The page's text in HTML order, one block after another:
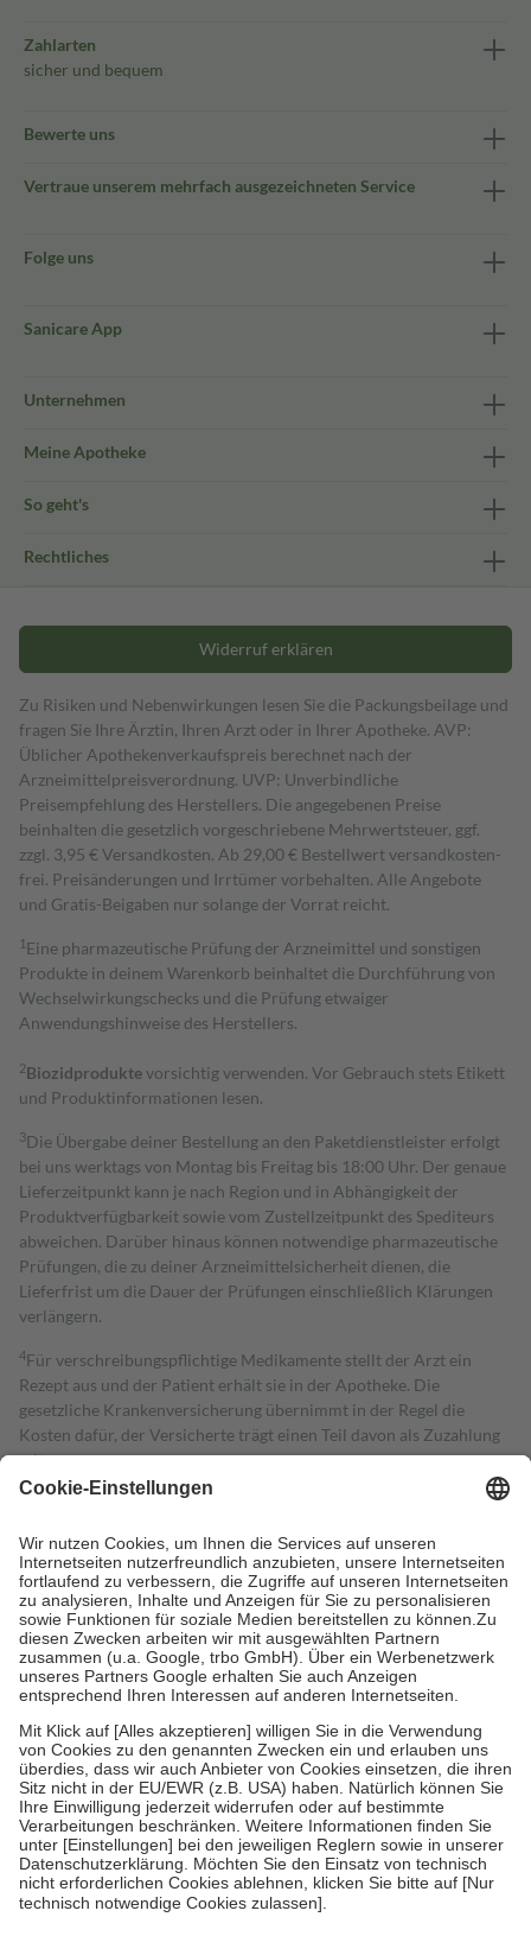
Zahlarten
sicher und bequem
Bewerte uns
Vertraue unserem mehrfach ausgezeichneten Service
Folge uns
Sanicare App
Unternehmen
Meine Apotheke
So geht's
Rechtliches
Widerruf erklären
Zu Risiken und Nebenwirkungen lesen Sie die Packungsbeilage und
fragen Sie Ihre Ärztin, Ihren Arzt oder in Ihrer Apotheke. AVP:
Üblicher Apothekenverkaufspreis berechnet nach der
Arzneimittelpreisverordnung. UVP: Unverbindliche
Preisempfehlung des Herstellers. Die angegebenen Preise
beinhalten die gesetzlich vorgeschriebene Mehrwertsteuer, ggf.
zzgl. 3,95 € Versandkosten. Ab 29,00 € Bestell­wert versand­kosten­
frei. Preisänderungen und Irrtümer vorbehalten. Alle Angebote
und Gratis-Beigaben nur solange der Vorrat reicht.
1 Eine pharmazeutische Prüfung der Arzneimittel und sonstigen
Produkte in deinem Warenkorb beinhaltet die Durchführung von
Wechselwirkungschecks und die Prüfung etwaiger
Anwendungshinweise des Herstellers.
2Biozidproduktevorsichtig verwenden. Vor Gebrauch stets Etikett
und Produktinformationen lesen.
3Die Übergabe deiner Bestellung an den Paketdienstleister erfolgt
bei uns werktags von Montag bis Freitag bis 18:00 Uhr. Der genaue
Lieferzeitpunkt kann je nach Region und in Abhängigkeit der
Produktverfügbarkeit sowie vom Zustellzeitpunkt des Spediteurs
abweichen. Darüber hinaus können notwendige pharmazeutische
Prüfungen, die zu deiner Arzneimittelsicherheit dienen, die
Lieferfrist um die Dauer der Prüfungen einschließlich Klärungen
verlängern.
4Für verschreibungspflichtige Medikamente stellt der Arzt ein
Rezept aus und der Patient erhält sie in der Apotheke. Die
gesetzliche Krankenversicherung übernimmt in der Regel die
Kosten dafür, der Versicherte trägt einen Teil davon als Zuzahlung
mit.
Grundsätzlich leisten Mitglieder Zuzahlungen in Höhe von zehn
höchstens zehn Euro.
Es sind jedoch nie mehr als die tatsächlichen
Kosten der Leistung zu entrichten.
Diese Regeln gelten grundsätzlich auch für Online-Apotheken.
Bei Heilmitteln und häuslicher Krankenpflege beträgt die
Zuzahlung zehn Prozent der Kosten sowie zehn Euro je
Verordnung.
Um das Engagement der Versicherten für ihre eigene Gesundheit zu
stärken und die besondere Stellung der Familie zu unterstützen,
fallenkeine Zuzahlungenan bei:
• Kindern und Jugendlichen bis zum vollendeten 18. Lebensjahr
mit Ausnahme der Fahrkosten
• Untersuchungen zur Vorsorge und Früherkennung, die von der
GKV getragen werden
• empfohlenen Schutzimpfungen
• Harn- und Blutteststreifen